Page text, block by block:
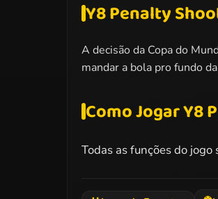
Y8 Penalty
A decisão da Copa do
mandar a bola pro fundo
Como Jogar Y8
Todas as funções do